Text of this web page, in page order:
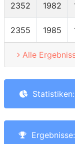
2352 1982
2355 1985
Alle
Statistiken: